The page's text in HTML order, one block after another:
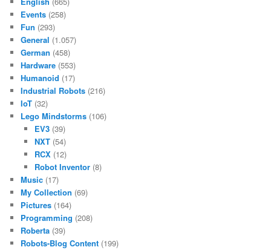
Events (258)
Fun (293)
General (1.057)
German (458)
Hardware (553)
Humanoid (17)
Industrial Robots (216)
IoT (32)
Lego Mindstorms (106)
EV3(39)
NXT(54)
RCX(12)
Robot Inventor(8)
Music (17)
My Collection (69)
Pictures (164)
Programming (208)
Roberta (39)
Robots-Blog Content (199)